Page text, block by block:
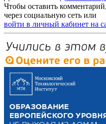
Чтобы оставить
через социальную сеть или
войти в личный кабинет на